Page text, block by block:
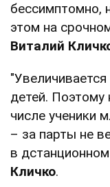
бессимптомно,
этом на
Виталий
детей.
числе ученики
– за парты не
в
Кличко.